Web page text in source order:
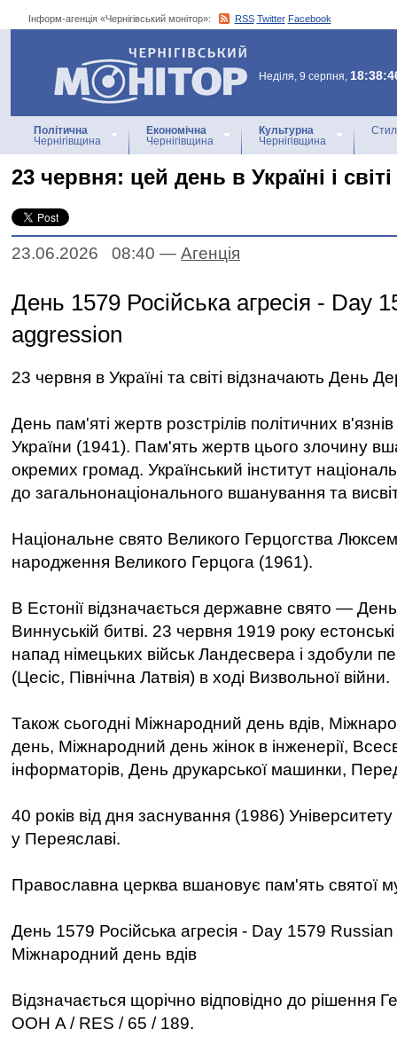
Інформ-агенція «Чернігівський монітор»: RSS Twitter Facebook
Інформ-агенція
«Чернігівський монітор»
Неділя, 9 серпня,
Політична
Чернігівщина
Економічна
Чернігівщина
Культурна
Чернігівщина
23 червня: цей день в Україні і світі
23.06.2026 08:40 — Агенцiя
День 1579 Російська агресія - Day
aggression
23 червня в Україні та світі відзначають День
День пам'яті жертв розстрілів політичних
України (1941). Пам'ять жертв цього злочину
окремих громад. Український інститут
до загальнонаціонального вшанування та
Національне свято Великого Герцогства
народження Великого Герцога (1961).
В Естонії відзначається державне свято —
Виннуській битві. 23 червня 1919 року естонські
напад німецьких військ Ландесвера і здобули
(Цесіс, Північна Латвія) в ході Визвольної війни.
Також сьогодні Міжнародний день вдів,
день, Міжнародний день жінок в інженерії,
інформаторів, День друкарської машинки,
40 років від дня заснування (1986)
у Переяславі.
Православна церква вшановує пам'ять святої
День 1579 Російська агресія - Day 1579
Міжнародний день вдів
Відзначається щорічно відповідно до рішення
ООН A / RES / 65 / 189.